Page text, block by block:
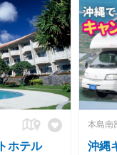
ホテル
本島南
沖縄